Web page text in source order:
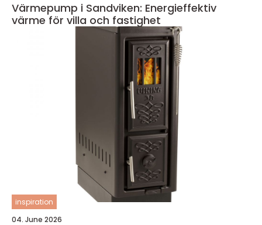
Värmepump i Sandviken: Energieffektiv
värme för villa och fastighet
inspiration
04. June 2026